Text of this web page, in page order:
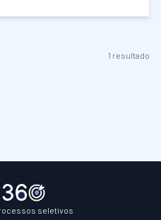
1 resultado
seletivos